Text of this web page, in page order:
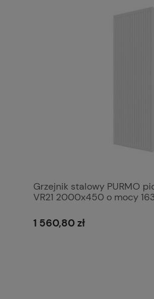
Grzejnik stalowy PURMO
VR21 2000x450 o mocy
1 560,80 zł